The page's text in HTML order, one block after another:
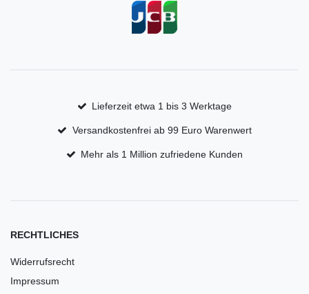
Lieferzeit etwa 1 bis 3 Werktage
Versandkostenfrei ab 99 Euro Warenwert
Mehr als 1 Million zufriedene Kunden
RECHTLICHES
Widerrufsrecht
Impressum